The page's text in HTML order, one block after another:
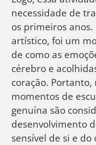
necessidade de
os primeiros
artístico, foi um
de como as
cérebro e
coração. Portanto,
momentos de
genuína são
desenvolvimento
sensível de si e do